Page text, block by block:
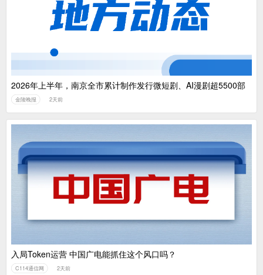
2026年上半年，南京全市累计制作发行微短剧、AI漫剧超5500部
金陵晚报 2天前
入局Token运营 中国广电能抓住这个风口吗？
C114通信网 2天前